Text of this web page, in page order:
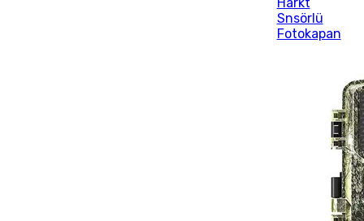
Snsörlü
Fotokapan